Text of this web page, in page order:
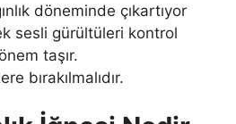
döneminde çıkartıyor
sesli gürültüleri kontrol
taşır.
bırakılmalıdır.